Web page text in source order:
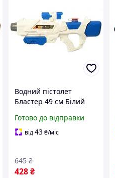
Водний пістолет
Бластер 49 см Білий
Готово до відправки
від43₴/міс
428₴
645 ₴